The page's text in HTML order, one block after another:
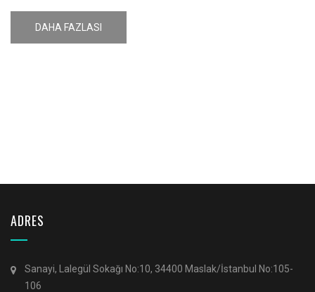
sırasında korumayı amaçlamaktadır.
DAHA FAZLASI
ADRES
Sanayi, Lalegül Sokağı No:10, 34400 Maslak/İstanbul No:105-
106